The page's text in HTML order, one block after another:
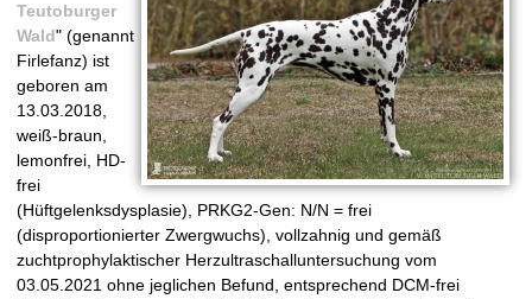
Teutoburger
Wald" (genannt
Firlefanz) ist
geboren am
13.03.2018,
weiß-braun,
lemonfrei, HD-
frei
(Hüftgelenksdysplasie), PRKG2-Gen: N/N = frei
(disproportionierter Zwergwuchs), vollzahnig und gemäß
zuchtprophylaktischer Herzultraschalluntersuchung vom
03.05.2021 ohne jeglichen Befund, entsprechend DCM-frei